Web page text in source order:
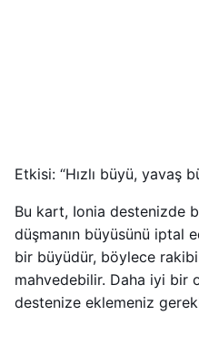
Etkisi: “Hızlı büyü, yavaş
Bu kart, Ionia destenizde
düşmanın büyüsünü iptal
bir büyüdür, böylece
mahvedebilir. Daha iyi bir
destenize eklemeniz